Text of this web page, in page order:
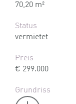
70,20 m²
Status
vermietet
Preis
€ 299.000
Grundriss